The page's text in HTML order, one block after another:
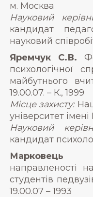
м. Москва
Науковий
кандидат
науковий
Яремчук С.В.
психологічної
майбутнього
19.00.07. – К., 1999
Місце захисту:
університет
Науковий
кандидат
направленості
студентів
19.00.07 – 1993